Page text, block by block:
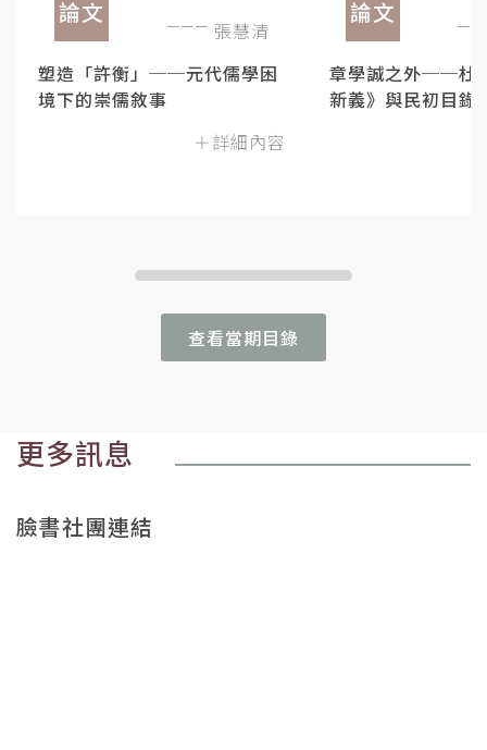
論文
張慧清
塑造「許衡」──元代儒學困
境下的崇儒敘事
＋詳細內容
論文
章學誠之外──杜
新義》與民初目錄
查看當期目錄
更多訊息
臉書社團連結